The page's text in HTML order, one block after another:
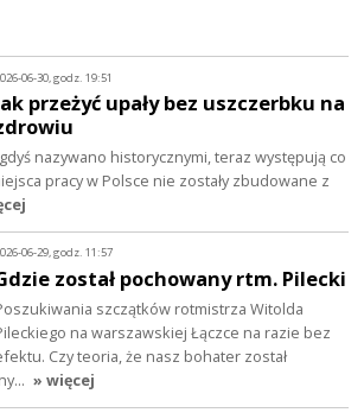
06-30, godz. 19:51
przeżyć upały bez uszczerbku na
nazywano historycznymi, teraz występują co
pracy w Polsce nie zostały zbudowane z
06-29, godz. 11:57
został pochowany rtm. Pilecki
szczątków rotmistrza Witolda
na warszawskiej Łączce na razie bez
Czy teoria, że nasz bohater został
» więcej